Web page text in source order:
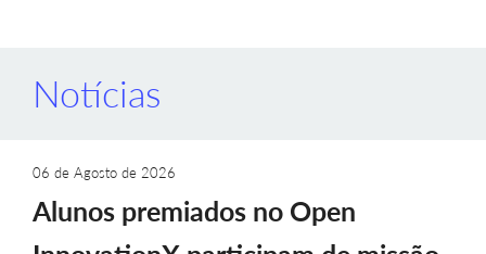
Notícias
06 de Agosto de 2026
Alunos premiados no Open